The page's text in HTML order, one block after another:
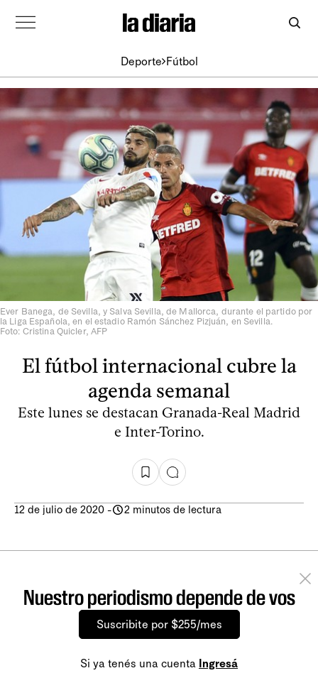
Deporte Fútbol
Ever Banega, de Sevilla, y Salva Sevilla, de Mallorca, durante el partido por
la Liga Española, en el estadio Ramón Sánchez Pizjuán, en Sevilla.
Foto: Cristina Quicler, AFP
El fútbol internacional cubre la
agenda semanal
Este lunes se destacan Granada-Real Madrid
e Inter-Torino.
12 de julio de 2020 - 2 minutos de lectura
Nuestro periodismo depende de vos
Suscribite por $255/mes
Si ya tenés una cuenta Ingresá